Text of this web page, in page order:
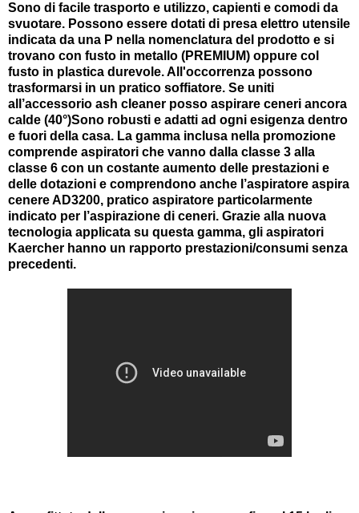
Sono di facile trasporto e utilizzo, capienti e comodi da
svuotare. Possono essere dotati di presa elettro utensile
indicata da una P nella nomenclatura del prodotto e si
trovano con fusto in metallo (PREMIUM) oppure col
fusto in plastica durevole. All'occorrenza possono
trasformarsi in un pratico soffiatore. Se uniti
all’accessorio ash cleaner posso aspirare ceneri ancora
calde (40°)Sono robusti e adatti ad ogni esigenza dentro
e fuori della casa. La gamma inclusa nella promozione
comprende aspiratori che vanno dalla classe 3 alla
classe 6 con un costante aumento delle prestazioni e
delle dotazioni e comprendono anche l’aspiratore aspira
cenere AD3200, pratico aspiratore particolarmente
indicato per l’aspirazione di ceneri. Grazie alla nuova
tecnologia applicata su questa gamma, gli aspiratori
Kaercher hanno un rapporto prestazioni/consumi senza
precedenti.